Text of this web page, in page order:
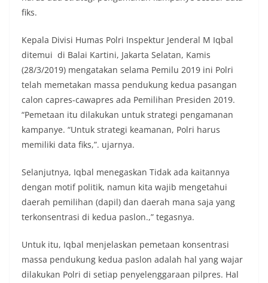
fiks.
Kepala Divisi Humas Polri Inspektur Jenderal M Iqbal
ditemui di Balai Kartini, Jakarta Selatan, Kamis
(28/3/2019) mengatakan selama Pemilu 2019 ini Polri
telah memetakan massa pendukung kedua pasangan
calon capres-cawapres ada Pemilihan Presiden 2019.
“Pemetaan itu dilakukan untuk strategi pengamanan
kampanye. “Untuk strategi keamanan, Polri harus
memiliki data fiks,”. ujarnya.
Selanjutnya, Iqbal menegaskan Tidak ada kaitannya
dengan motif politik, namun kita wajib mengetahui
daerah pemilihan (dapil) dan daerah mana saja yang
terkonsentrasi di kedua paslon.,” tegasnya.
Untuk itu, Iqbal menjelaskan pemetaan konsentrasi
massa pendukung kedua paslon adalah hal yang wajar
dilakukan Polri di setiap penyelenggaraan pilpres. Hal